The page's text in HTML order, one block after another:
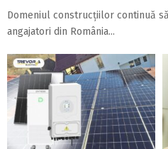
Domeniul construcțiilor continuă
angajatori din România...